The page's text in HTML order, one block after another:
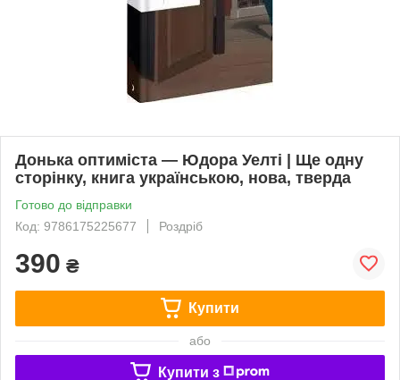
Донька оптиміста — Юдора Уелті | Ще одну
сторінку, книга українською, нова, тверда
Готово до відправки
Код: 9786175225677
Роздріб
390 ₴
Купити
або
Купити з